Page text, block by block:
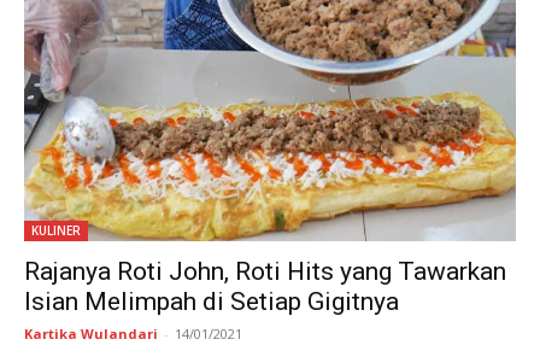
KULINER
Rajanya Roti John, Roti Hits yang Tawarkan
Isian Melimpah di Setiap Gigitnya
Kartika Wulandari - 14/01/2021